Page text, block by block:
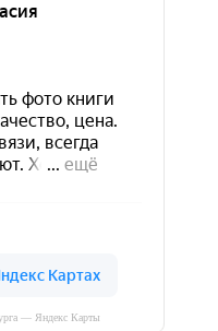
— Яндекс Карты